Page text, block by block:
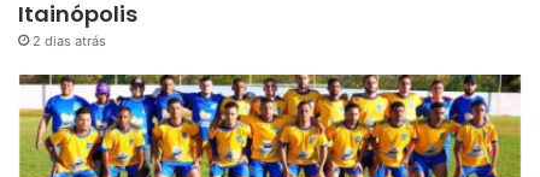
Itainópolis
2 dias atrás